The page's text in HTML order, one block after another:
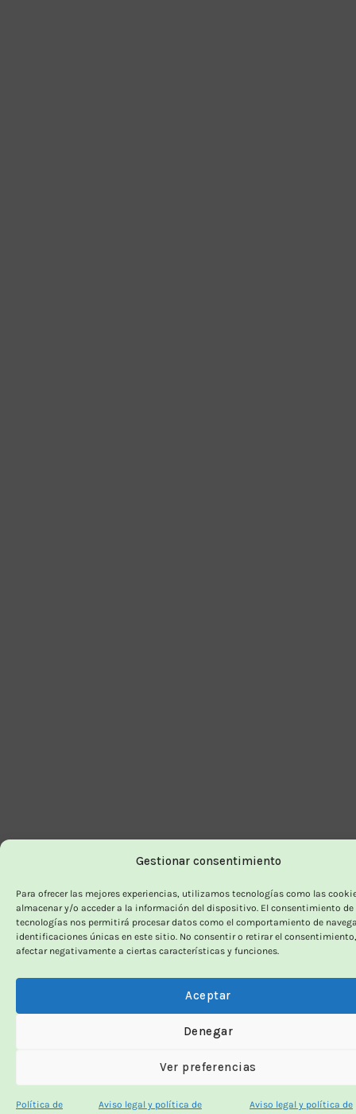
Gestionar consentimiento
Para ofrecer las mejores experiencias, utilizamos tecnologías como las
almacenar y/o acceder a la información del dispositivo. El consentimiento de
tecnologías nos permitirá procesar datos como el comportamiento de
identificaciones únicas en este sitio. No consentir o retirar el
afectar negativamente a ciertas características y funciones.
Aceptar
Denegar
Ver preferencias
Política de Aviso legal y política de Aviso legal y política de